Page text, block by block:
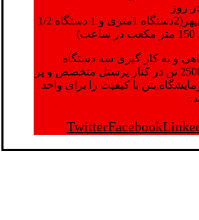
روز
3 دستگاه بچینگ لیپهر(2دستگاه 1متری و 1 دستگاه 1/2
و به کار گیری سه دستگاه
بچینگ پلانت با ظرفیت 2500 تن در کنار پرسنل متخصص و پر
با کیفیت را برای واحد
TwitterFacebook